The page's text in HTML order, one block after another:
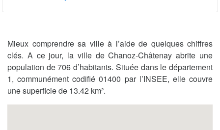
Mieux comprendre sa ville à l’aide de quelques chiffres
clés. A ce jour, la ville de Chanoz-Châtenay abrite une
population de 706 d’habitants. Située dans le département
1, communément codifié 01400 par l’INSEE, elle couvre
une superficie de 13.42 km².